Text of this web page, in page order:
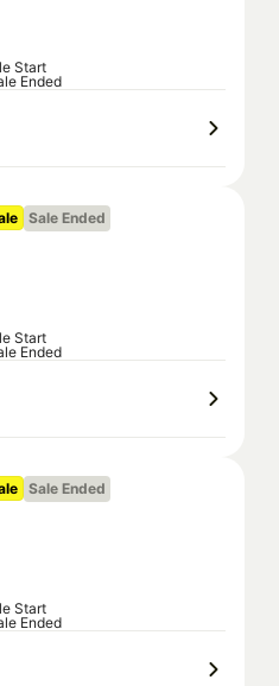
Start
Ended
Sale Ended
Start
Ended
Sale Ended
Start
Ended